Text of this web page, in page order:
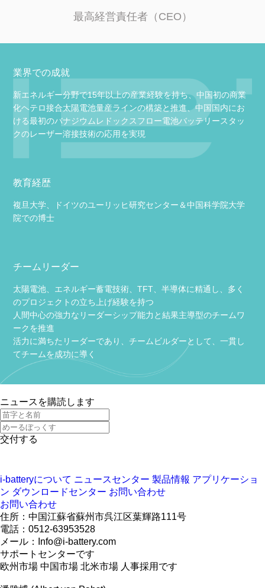
最高経営責任者（CEO）
業界での成就
新エネルギー分野で15年以上の産業経験を持ち、中国初の商業
化ヘテロ接合太陽電池量産ラインの構築と推進、中国国内にお
ける最初のバナジウムレドックスフロー電池バッテリースタッ
クのレーザー溶接技術の応用を実現
教育経歴
複旦大学、ドイツのユーリッヒ研究センター＆中国科学院大学
院での博士
チームリーダー
太陽電池、エネルギー蓄電技術、TFT、半導体に精通し、多く
のプロジェクトの立ち上げ経験を持つ
人間中心の強力なリーダーシップ能力と結果主導型のチームワ
ークを推進
活力に満ちたリーダーであり、チームビルダーとして、一貫し
てチームを成功に導く
ニュースを購読します
交付する
i-batteryについて ニュースセンター 製品情報 アプリケーショ
ン ダウンロードセンター お問い合わせ
お問い合わせ
住所：中国江蘇省蘇州市呉江区葉輝路111号
電話：0512-63953528
メール：Info@i-battery.com
サポートセンターです
欧州市場 中国市場 北米市場 人事採用です